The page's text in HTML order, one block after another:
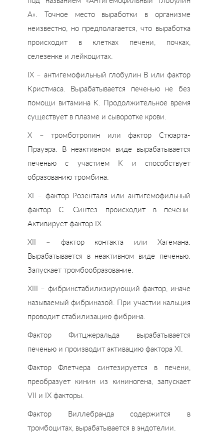
А». Точное место выработки в организме
неизвестно, но предполагается, что выработка
происходит в клетках печени, почках,
селезенке и лейкоцитах.
IX – антигемофильный глобулин B или фактор
Кристмаса. Вырабатывается печенью не без
помощи витамина K. Продолжительное время
существует в плазме и сыворотке крови.
X – тромботропин или фактор Стюарта-
Прауэра. В неактивном виде вырабатывается
печенью с участием K и способствует
образованию тромбина.
XI – фактор Розенталя или антигемофильный
фактор C. Синтез происходит в печени.
Активирует фактор IX.
XII – фактор контакта или Хагемана.
Вырабатывается в неактивном виде печенью.
Запускает тромбообразование.
XIII – фибринстабилизирующий фактор, иначе
называемый фибриназой. При участии кальция
проводит стабилизацию фибрина.
Фактор Фитцжеральда вырабатывается
печенью и производит активацию фактора XI.
Фактор Флетчера синтезируется в печени,
преобразует кинин из кининогена, запускает
VII и IX факторы.
Фактор Виллебранда содержится в
тромбоцитах, вырабатывается в эндотелии.